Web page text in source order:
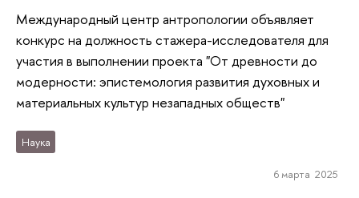
Международный центр антропологии объявляет
конкурс на должность стажера-исследователя для
участия в выполнении проекта "От древности до
модерности: эпистемология развития духовных и
материальных культур незападных обществ"
Наука
6 марта 2025